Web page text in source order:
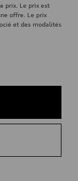
prix. Le prix est
offre. Le prix
et des modalités